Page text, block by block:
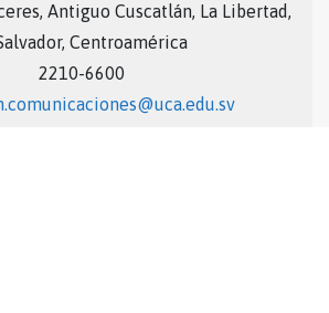
Antiguo Cuscatlán, La Libertad,
Centroamérica
2210-6600